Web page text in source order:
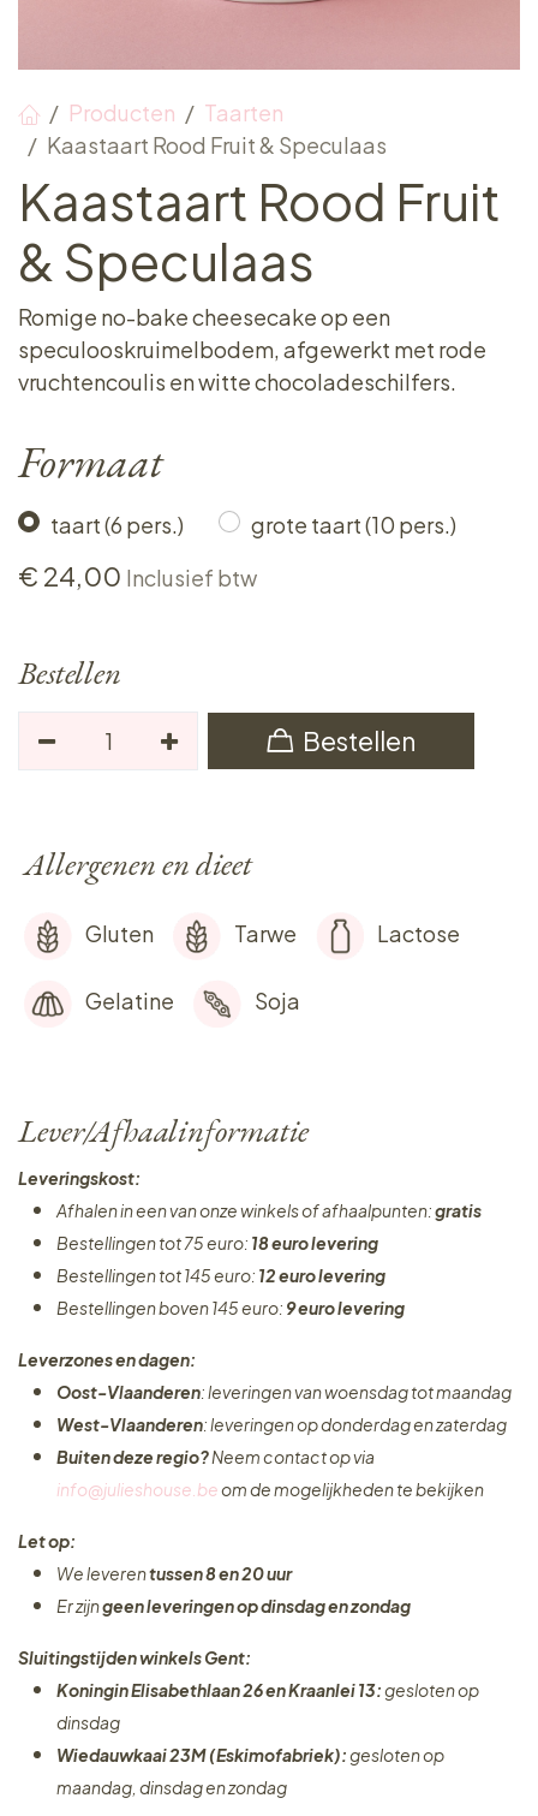
Producten
Taarten
Kaastaart Rood Fruit & Speculaas
Kaastaart Rood Fruit
& Speculaas
Romige no-bake cheesecake op een
speculooskruimelbodem, afgewerkt met rode
vruchtencoulis en witte chocoladeschilfers.
Formaat
taart (6 pers.) grote taart (10 pers.)
€ 24,00 Inclusief btw
Bestellen
Bestellen
Allergenen en dieet
Gluten Tarwe Lactose
Gelatine Soja
Lever/Afhaalinformatie
Leveringskost:
Afhalen in een van onze winkels of afhaalpunten:gratis
Bestellingen tot 75 euro: 18 euro levering
Bestellingen tot 145 euro: 12 euro levering
Bestellingen boven 145 euro: 9 euro levering
Leverzones en dagen:
Oost-Vlaanderen: leveringen van woensdag tot maandag
West-Vlaanderen: leveringen op donderdag en zaterdag
Buiten deze regio?Neem contact op via
info@julieshouse.beom de mogelijkheden te bekijken
Let op:
We leverentussen 8 en 20 uur
Er zijngeen leveringenop dinsdag en zondag
Sluitingstijden winkels Gent:
Koningin Elisabethlaan 26 en Kraanlei 13:gesloten op
dinsdag
Wiedauwkaai 23M (Eskimofabriek):gesloten op
maandag, dinsdag en zondag